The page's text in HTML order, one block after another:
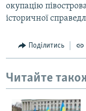
окупацію
історичної
Поділитись
Читайте